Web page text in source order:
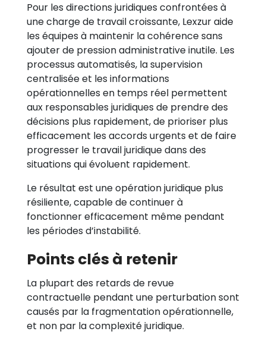
Pour les directions juridiques confrontées à
une charge de travail croissante, Lexzur aide
les équipes à maintenir la cohérence sans
ajouter de pression administrative inutile. Les
processus automatisés, la supervision
centralisée et les informations
opérationnelles en temps réel permettent
aux responsables juridiques de prendre des
décisions plus rapidement, de prioriser plus
efficacement les accords urgents et de faire
progresser le travail juridique dans des
situations qui évoluent rapidement.
Le résultat est une opération juridique plus
résiliente, capable de continuer à
fonctionner efficacement même pendant
les périodes d’instabilité.
Points clés à retenir
La plupart des retards de revue
contractuelle pendant une perturbation sont
causés par la fragmentation opérationnelle,
et non par la complexité juridique.